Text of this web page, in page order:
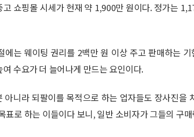
쇼핑몰 시세가 현재 약 1,900만 원이다. 정가는
에는 웨이팅 권리를 2백만 원 이상 주고 판매하는
수요가 더 늘어나게 만드는 요인이다.
아니라 되팔이를 목적으로 하는 업자들도 장사진을
표로 하는 이들이다 보니, 일반 소비자가 그들의 구